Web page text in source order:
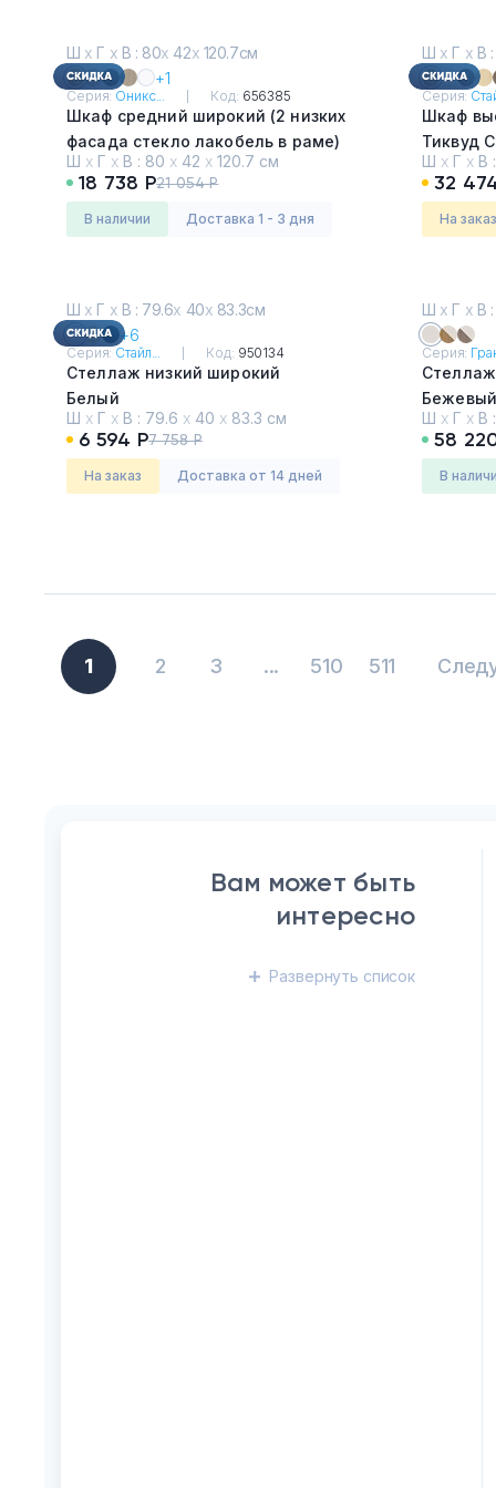
Ш х Г х В : 80х 42х 120.7см
+1
Серия: Оникс... Код: 656385
Шкаф средний широкий (2 низких
фасада стекло лакобель в раме)
Тиквуд Светлый
Ш х Г х В : 80 х 42 х 120.7 см
18 738 Р21 054 Р
в наличии Доставка 1 - 3 дня
Ш х Г х В
Серия:
Шкаф
Тиквуд
Ш х Г х В :
32
На заказ
Ш х Г х В : 79.6х 40х 83.3см
+6
Серия: Стайл... Код: 950134
Стеллаж низкий широкий
Белый
Ш х Г х В : 79.6 х 40 х 83.3 см
6 594 Р7 758 Р
На заказ Доставка от 14 дней
Ш х Г х В
Серия:
Ш х Г х В :
58
в
1 2 3 ... 510 511
Вам может быть
интересно
Развернуть список